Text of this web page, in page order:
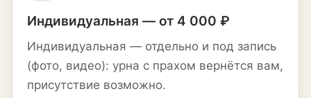
Индивидуальная — от 4 000 ₽
Индивидуальная — отдельно и под запись
(фото, видео): урна с прахом вернётся вам,
присутствие возможно.